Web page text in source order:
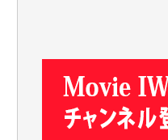
T.K. 様
ASAKO TAKAESU 様
マシオン恵美香 様
平野智生 様